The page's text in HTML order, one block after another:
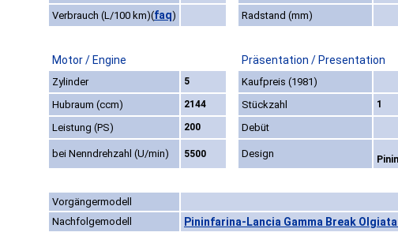
Verbrauch (L/100 km)(faq) Radstand (mm)
Motor / Engine Präsentation / Presentation
Zylinder 5
Kaufpreis (1981)
Hubraum (ccm)
2144 Stückzahl 1
Leistung (PS) 200 Debüt
bei Nenndrehzahl (U/min) 5500 Design
Vorgängermodell
Nachfolgemodell
Pininfarina-Lancia Gamma Break